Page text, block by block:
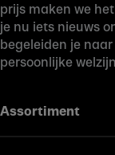
prijs maken we
je nu iets nieuws
begeleiden je
persoonlijke
Assortiment